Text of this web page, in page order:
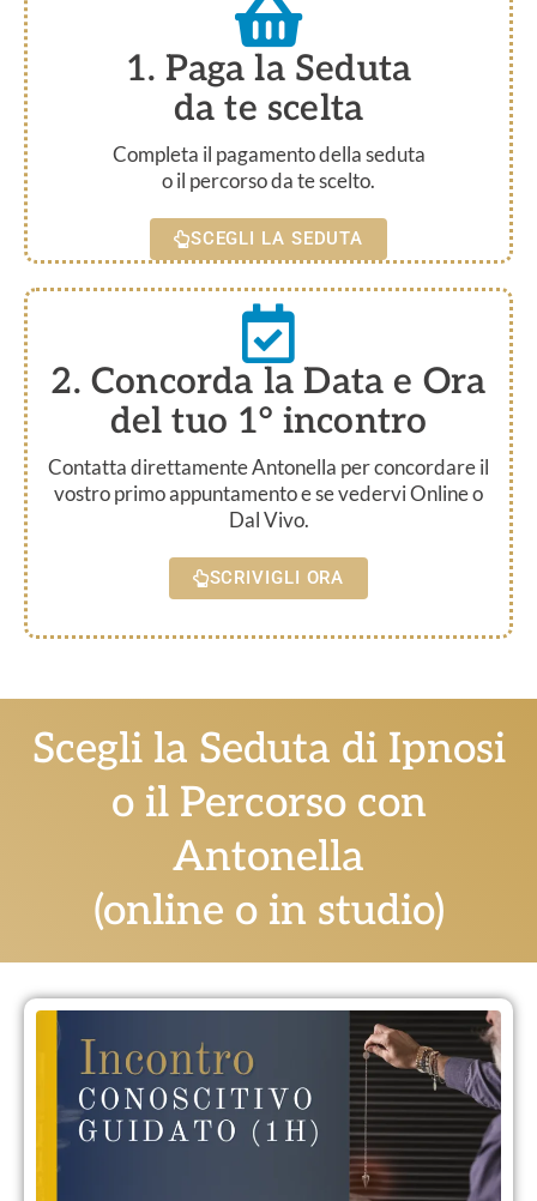
1. Paga la Seduta
da te scelta
Completa il pagamento della seduta
o il percorso da te scelto.
SCEGLI LA SEDUTA
2. Concorda la Data e Ora
del tuo 1° incontro
Contatta direttamente Antonella per concordare il
vostro primo appuntamento e se vedervi Online o
Dal Vivo.
SCRIVIGLI ORA
Scegli la Seduta di Ipnosi
o il Percorso con
Antonella
(online o in studio)